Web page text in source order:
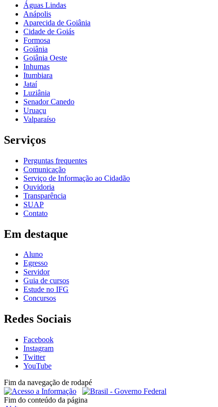
Águas Lindas
Anápolis
Aparecida de Goiânia
Cidade de Goiás
Formosa
Goiânia
Goiânia Oeste
Inhumas
Itumbiara
Jataí
Luziânia
Senador Canedo
Uruaçu
Valparaíso
Serviços
Perguntas frequentes
Comunicação
Serviço de Informação ao Cidadão
Ouvidoria
Transparência
SUAP
Contato
Em destaque
Aluno
Egresso
Servidor
Guia de cursos
Estude no IFG
Concursos
Redes Sociais
Facebook
Instagram
Twitter
YouTube
Fim da navegação de rodapé
Fim do conteúdo da página